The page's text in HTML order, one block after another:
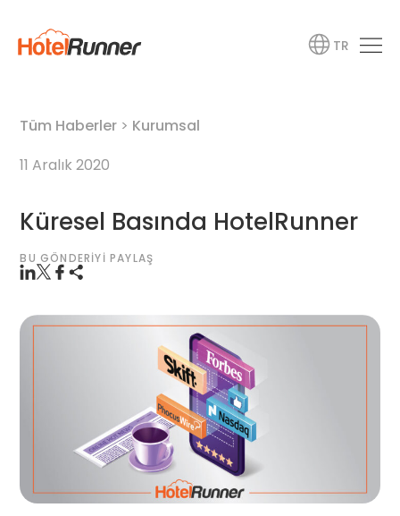
TR
Tüm Haberler > Kurumsal
11 Aralık 2020
Küresel Basında HotelRunner
BU GÖNDERIYI PAYLAŞ